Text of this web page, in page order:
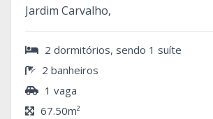
Jardim Carvalho,
2 dormitórios, sendo 1 suíte
2 banheiros
1 vaga
67.50m²